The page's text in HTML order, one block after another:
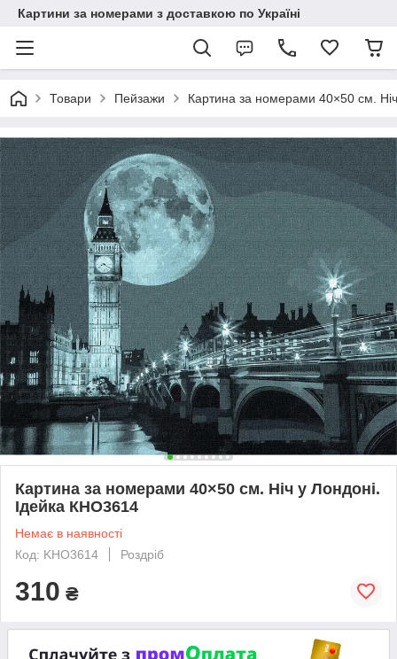
Картини за номерами з доставкою по Україні
Товари Пейзажи Картина за номерами 40×50 см.
Картина за номерами 40×50 см. Ніч у Лондоні.
Ідейка КНО3614
Немає в наявності
Код: KHO3614
Роздріб
310 ₴